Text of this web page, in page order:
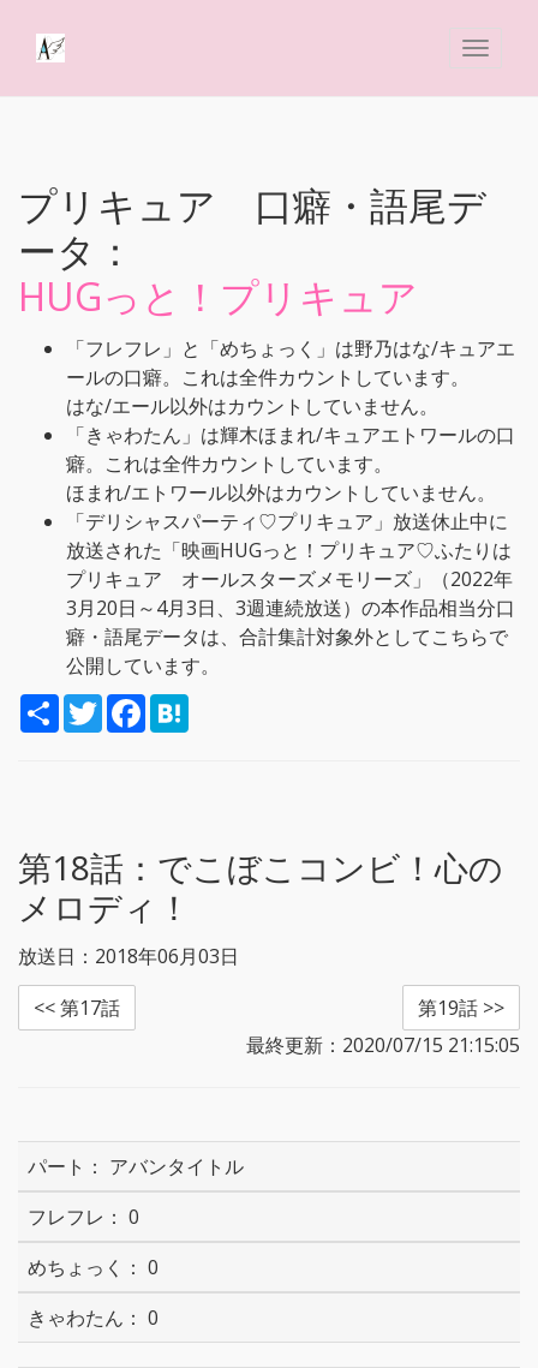
プリキュア 口癖・語尾デ
ータ：
HUGっと！プリキュア
「フレフレ」と「めちょっく」は野乃はな/キュアエ
ールの口癖。これは全件カウントしています。
はな/エール以外はカウントしていません。
「きゃわたん」は輝木ほまれ/キュアエトワールの口
癖。これは全件カウントしています。
ほまれ/エトワール以外はカウントしていません。
「デリシャスパーティ♡プリキュア」放送休止中に
放送された「映画HUGっと！プリキュア♡ふたりは
プリキュア オールスターズメモリーズ」（2022年
3月20日～4月3日、3週連続放送）の本作品相当分口
癖・語尾データは、合計集計対象外としてこちらで
公開しています。
S
h
T
w
F
a
第18話： でこぼこコンビ！心の
メロディ！
放送日：2018年06月03日
<< 第17話
第19話 >>
最終更新：2020/07/15 21:15:05
アバンタイトル
0
0
0